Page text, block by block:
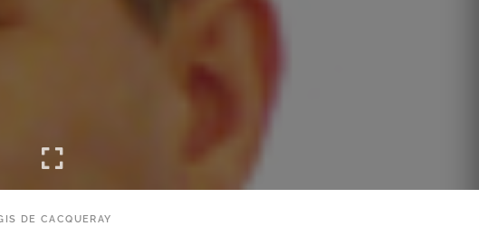
DE CACQUERAY